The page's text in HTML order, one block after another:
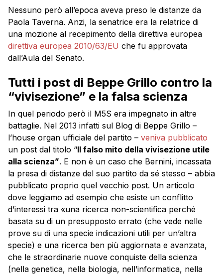
Nessuno però all’epoca aveva preso le distanze da
Paola Taverna. Anzi, la senatrice era la relatrice di
una mozione al recepimento della direttiva europea
direttiva europea 2010/63/EU che fu approvata
dall’Aula del Senato.
Tutti i post di Beppe Grillo contro la
“vivisezione” e la falsa scienza
In quel periodo però il M5S era impegnato in altre
battaglie. Nel 2013 infatti sul Blog di Beppe Grillo –
l’house organ ufficiale del partito – veniva pubblicato
un post dal titolo “Il falso mito della vivisezione utile
alla scienza”. E non è un caso che Bernini, incassata
la presa di distanze del suo partito da sé stesso – abbia
pubblicato proprio quel vecchio post. Un articolo
dove leggiamo ad esempio che esiste un conflitto
d’interessi tra «una ricerca non-scientifica perché
basata su di un presupposto errato (che vede nelle
prove su di una specie indicazioni utili per un’altra
specie) e una ricerca ben più aggiornata e avanzata,
che le straordinarie nuove conquiste della scienza
(nella genetica, nella biologia, nell’informatica, nella